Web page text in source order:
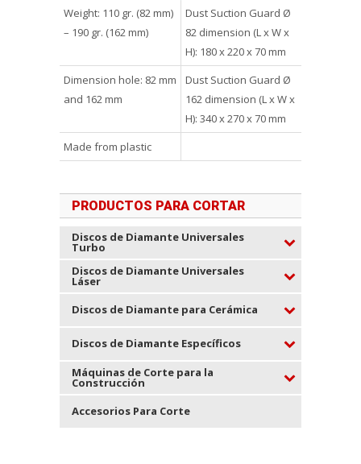
Weight: 110 gr. (82 mm)
– 190 gr. (162 mm)
Dust Suction Guard Ø
82 dimension (L x W x
H): 180 x 220 x 70 mm
Dimension hole: 82 mm
and 162 mm
Dust Suction Guard Ø
162 dimension (L x W x
H): 340 x 270 x 70 mm
Made from plastic
PRODUCTOS PARA CORTAR
Discos de Diamante Universales
Turbo
Discos de Diamante Universales
Láser
Discos de Diamante para Cerámica
Discos de Diamante Específicos
Máquinas de Corte para la
Construcción
Accesorios Para Corte